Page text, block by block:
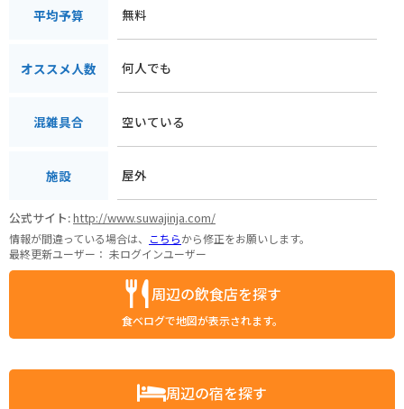
平均予算 無料
オススメ人数 何人でも
混雑具合 空いている
施設 屋外
公式サイト:http://www.suwajinja.com/
情報が間違っている場合は、 こちらから修正をお願いします。
最終更新ユーザー： 未ログインユーザー
周辺の飲食店を探す
食べログで地図が表示されます。
周辺の宿を探す